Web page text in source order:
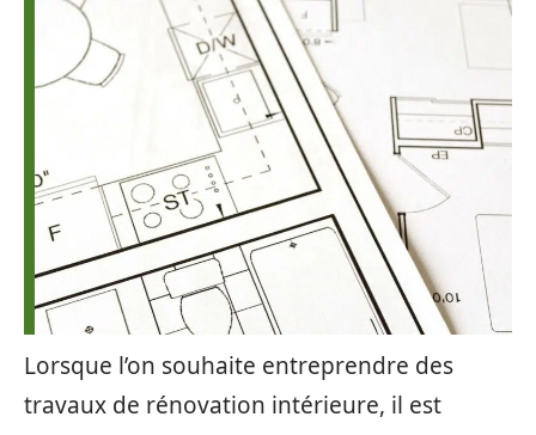
Lorsque l’on souhaite entreprendre des
travaux de rénovation intérieure, il est